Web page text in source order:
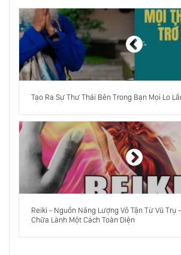
Trầm Cảm Là Gì - Một
Bệnh Trầm Cảm
Làm Thế Nào Để Kiểm
Bạn
Lời Khuyên Cho Bạn
Con Tim Hay Nghe Lý Trí
Khác Đánh Giá
Tạo Ra Sự Thư Thái Bên Trong Bạn Mọi Lo
Reiki - Nguồn Năng Lượng Vô Tận Từ Vũ Trụ
Chữa Lành Một Cách Toàn Diện